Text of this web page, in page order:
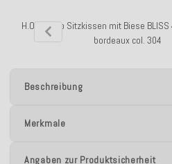
H.O.C.K. Ivo Sitzkissen mit Biese BLISS
bordeaux col. 304
Beschreibung
Merkmale
Angaben zur Produktsicherheit